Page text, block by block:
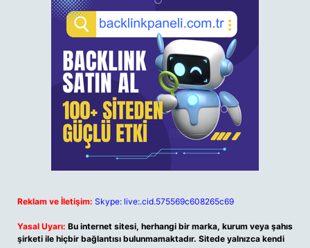
Reklam ve İletişim: Skype: live:.cid.575569c608265c69
Yasal Uyarı: Bu internet sitesi, herhangi bir marka, kurum veya şahıs
şirketi ile hiçbir bağlantısı bulunmamaktadır. Sitede yalnızca kendi